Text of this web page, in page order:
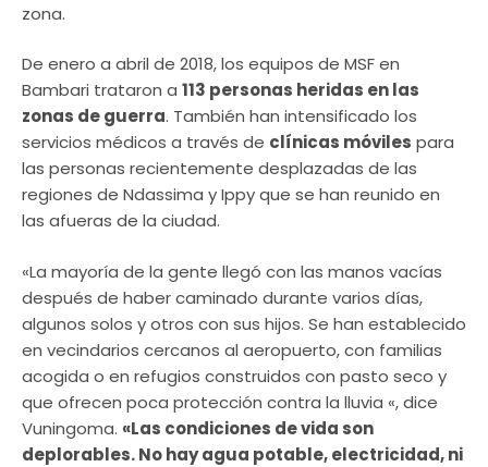
zona.
De enero a abril de 2018, los equipos de MSF en
Bambari trataron a 113 personas heridas en las
zonas de guerra. También han intensificado los
servicios médicos a través de clínicas móviles para
las personas recientemente desplazadas de las
regiones de Ndassima y Ippy que se han reunido en
las afueras de la ciudad.
«La mayoría de la gente llegó con las manos vacías
después de haber caminado durante varios días,
algunos solos y otros con sus hijos. Se han establecido
en vecindarios cercanos al aeropuerto, con familias
acogida o en refugios construidos con pasto seco y
que ofrecen poca protección contra la lluvia «, dice
Vuningoma. «Las condiciones de vida son
deplorables. No hay agua potable, electricidad, ni